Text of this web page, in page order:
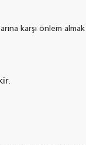
karşı önlem